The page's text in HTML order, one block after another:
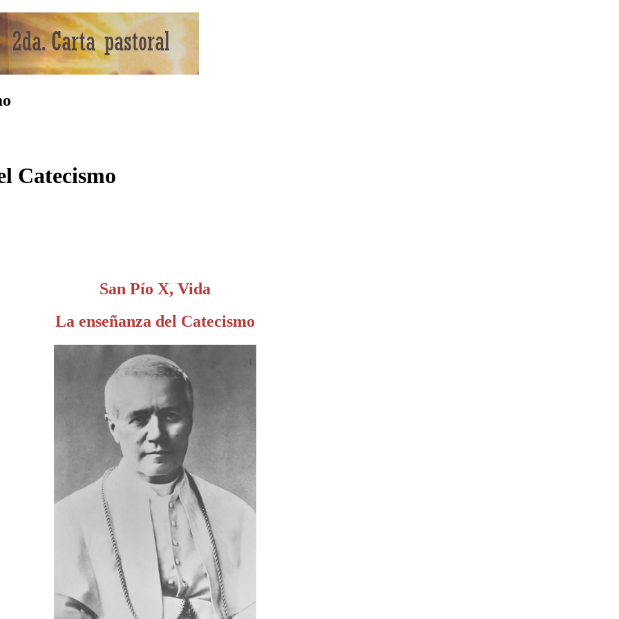
Catecismo
San Pío X, Vida
La enseñanza del Catecismo